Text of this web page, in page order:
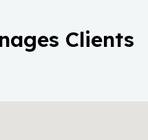
Clients